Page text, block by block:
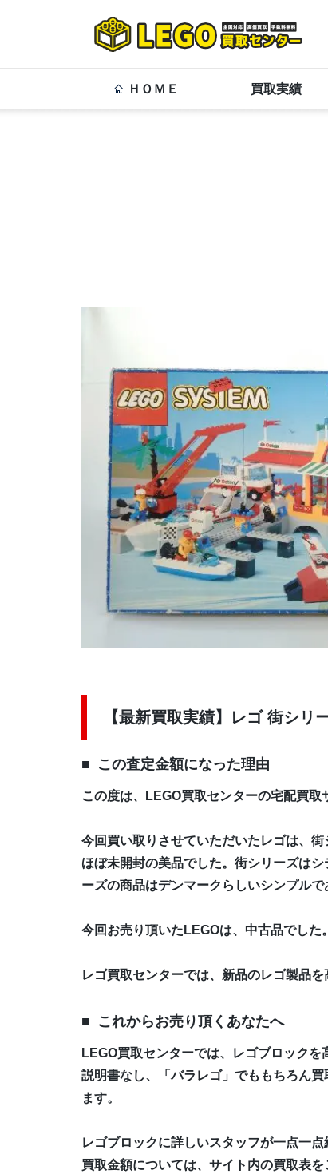
ＨＯＭＥ 買取実績
【最新買取実績】レゴ 街シ
この査定金額になった理由
この度は、LEGO買取センターの宅配買取
今回買い取りさせていただいたレゴは、
ほぼ未開封の美品でした。街シリーズは
ーズの商品はデンマークらしいシンプル
今回お売り頂いたLEGOは、中古品でした
レゴ買取センターでは、新品のレゴ製品を
これからお売り頂くあなたへ
LEGO買取センターでは、レゴブロック
説明書なし、「バラレゴ」でももちろん
ます。
レゴブロックに詳しいスタッフが一点一
買取金額については、サイト内の買取表